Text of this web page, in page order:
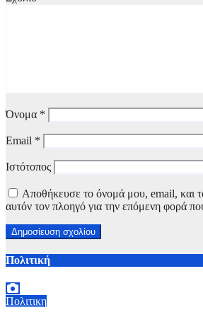
Όνομα *
Email *
Ιστότοπος
Αποθήκευσε το όνομά μου, email, και
αυτόν τον πλοηγό για την επόμενη φορά
Πολιτική
Πολιτικη